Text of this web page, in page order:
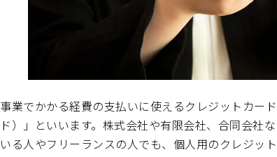
事業でかかる経費の支払いに使えるクレジットカー
ド）」といいます。株式会社や有限会社、合同会社
いる人やフリーランスの人でも、個人用のクレジッ